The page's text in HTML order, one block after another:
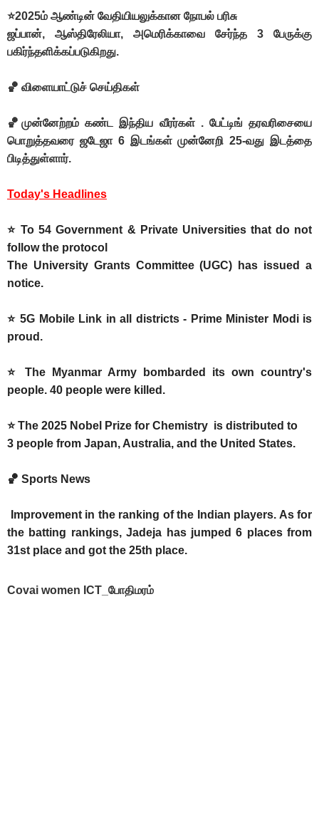
⭐2025ம் ஆண்டின் வேதியியலுக்கான நோபல் பரிசு
ஜப்பான், ஆஸ்திரேலியா, அமெரிக்காவை சேர்ந்த 3 பேருக்கு
பகிர்ந்தளிக்கப்படுகிறது.
🏀 விளையாட்டுச் செய்திகள்
🏀முன்னேற்றம் கண்ட இந்திய வீரர்கள் . பேட்டிங் தரவரிசையை
பொறுத்தவரை ஜடேஜா 6 இடங்கள் முன்னேறி 25-வது இடத்தை
பிடித்துள்ளார்.
Today's Headlines
⭐ To 54 Government & Private Universities that do not
follow the protocol
The University Grants Committee (UGC) has issued a
notice.
⭐ 5G Mobile Link in all districts - Prime Minister Modi is
proud.
⭐ The Myanmar Army bombarded its own country's
people. 40 people were killed.
⭐ The 2025 Nobel Prize for Chemistry is distributed to
3 people from Japan, Australia, and the United States.
🏀 Sports News
Improvement in the ranking of the Indian players. As for
the batting rankings, Jadeja has jumped 6 places from
31st place and got the 25th place.
Covai women ICT_போதிமரம்